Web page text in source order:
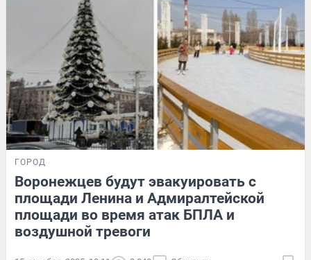
ГОРОД
Воронежцев будут эвакуировать с
площади Ленина и Адмиралтейской
площади во время атак БПЛА и
воздушной тревоги